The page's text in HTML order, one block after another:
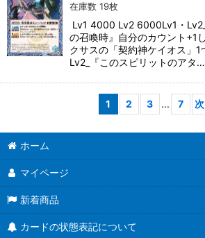
在庫数 19枚
Lv1 4000 Lv2 6000Lv1・
の召喚時』自分のカウント+1
クサスの「契約神ケイオス」1
Lv2_『このスピリットのアタ…
1 2 3 ... 7 次
ホーム
マイページ
新着商品
カードの状態表記について